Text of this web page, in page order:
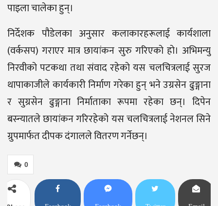
पाइला चालेका हुन्।
निर्देशक पौडेलका अनुसार कलाकारहरूलाई कार्यशाला
(वर्कसप) गराएर मात्र छायांकन सुरु गरिएको हो। अभिमन्यु
निरवीको पटकथा तथा संवाद रहेको यस चलचित्रलाई सुरज
थापाकाजीले कार्यकारी निर्माण गरेका हुन् भने उग्रसेन ढुङ्गाना
र सुग्रसेन ढुङ्गाना निर्माताका रूपमा रहेका छन्। दिपेन
बस्न्यातले छायांकन गरिरहेको यस चलचित्रलाई नेशनल सिने
ग्रुपमार्फत दीपक दंगालले वितरण गर्नेछन्।
0